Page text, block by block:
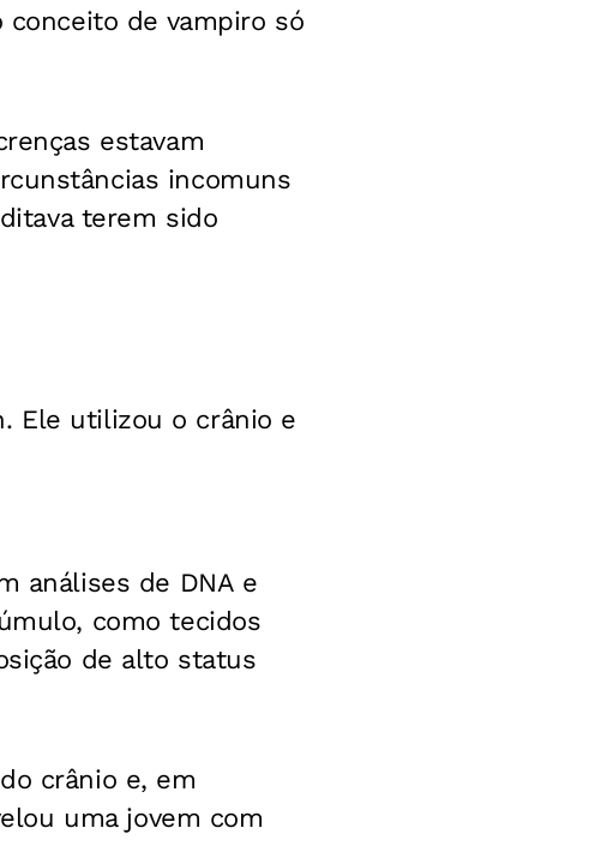
conceito de vampiro só
estavam
incomuns
terem sido
Ele utilizou o crânio e
análises de DNA e
como tecidos
de alto status
crânio e, em
uma jovem com